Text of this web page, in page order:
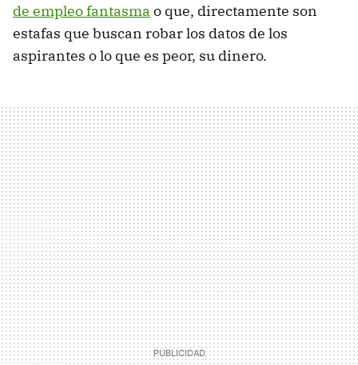
de empleo fantasma o que, directamente son
estafas que buscan robar los datos de los
aspirantes o lo que es peor, su dinero.